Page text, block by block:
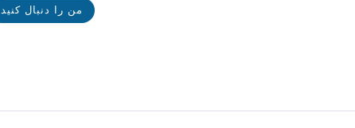
من را دنبال کنید